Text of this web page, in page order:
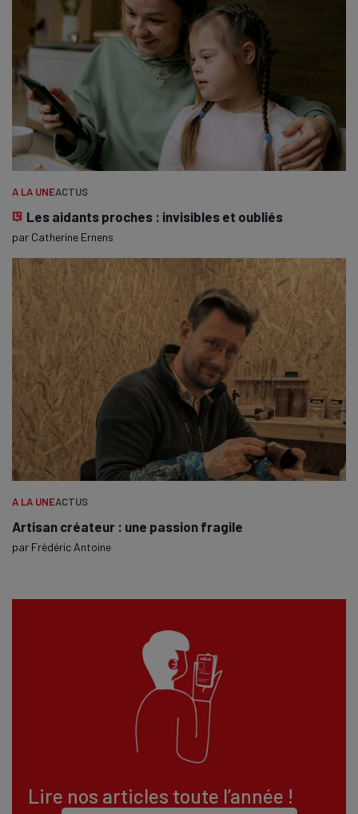
A LA UNEACTUS
Les aidants proches : invisibles et oubliés
par Catherine Ernens
A LA UNEACTUS
Artisan créateur : une passion fragile
par Frédéric Antoine
Lire nos articles toute l’année !